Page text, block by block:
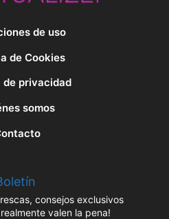
de uso
de Cookies
de privacidad
somos
consejos exclusivos
valen la pena!